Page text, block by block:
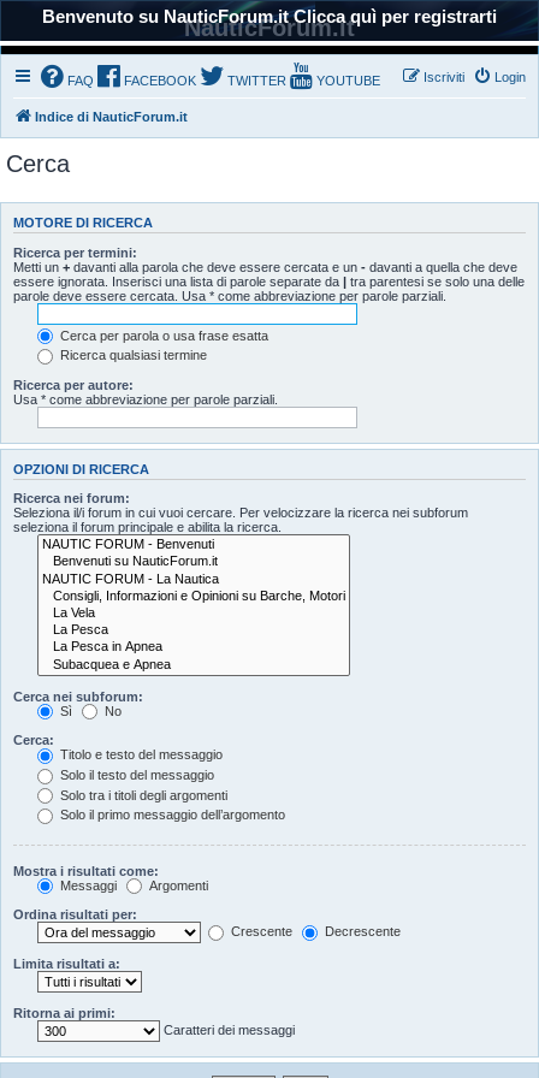
Benvenuto su NauticForum.it Clicca quì per registrarti
NauticForum.it
FAQ FACEBOOK TWITTER YOUTUBE Login
Iscriviti
Indice di NauticForum.it
Cerca
MOTORE DI RICERCA
Ricerca per termini:
Metti un + davanti alla parola che deve essere cercata e un - davanti a quella che deve
essere ignorata. Inserisci una lista di parole separate da | tra parentesi se solo una delle
parole deve essere cercata. Usa * come abbreviazione per parole parziali.
Cerca per parola o usa frase esatta
Ricerca qualsiasi termine
Ricerca per autore:
Usa * come abbreviazione per parole parziali.
OPZIONI DI RICERCA
Ricerca nei forum:
Seleziona il/i forum in cui vuoi cercare. Per velocizzare la ricerca nei subforum
seleziona il forum principale e abilita la ricerca.
Cerca nei subforum:
Sì
No
Cerca:
Titolo e testo del messaggio
Solo il testo del messaggio
Solo tra i titoli degli argomenti
Solo il primo messaggio dell’argomento
Mostra i risultati come:
Messaggi
Argomenti
Ordina risultati per:
Crescente
Decrescente
Limita risultati a:
Ritorna ai primi:
Caratteri dei messaggi